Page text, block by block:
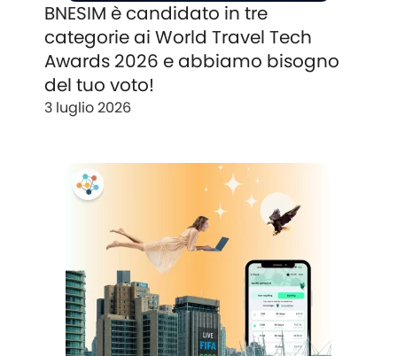
BNESIM è candidato in tre
categorie ai World Travel Tech
Awards 2026 e abbiamo bisogno
del tuo voto!
3 luglio 2026